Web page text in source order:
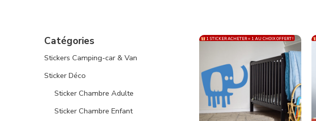
1 STICKER ACHETER = 1 AU CHOIX OFFERT !
Catégories
Stickers Camping-car & Van
Sticker Déco
Sticker Chambre Adulte
Sticker Chambre Enfant